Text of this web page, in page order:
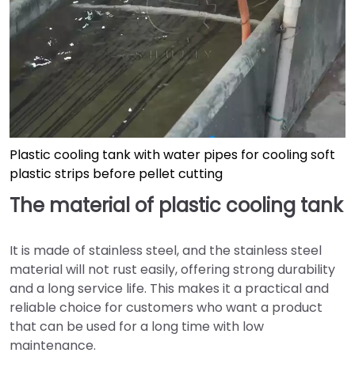
Plastic cooling tank with water pipes for cooling soft
plastic strips before pellet cutting
The material of plastic cooling tank
It is made of stainless steel, and the stainless steel
material will not rust easily, offering strong durability
and a long service life. This makes it a practical and
reliable choice for customers who want a product
that can be used for a long time with low
maintenance.